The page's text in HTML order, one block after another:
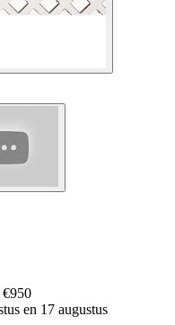
€950
en 17 augustus